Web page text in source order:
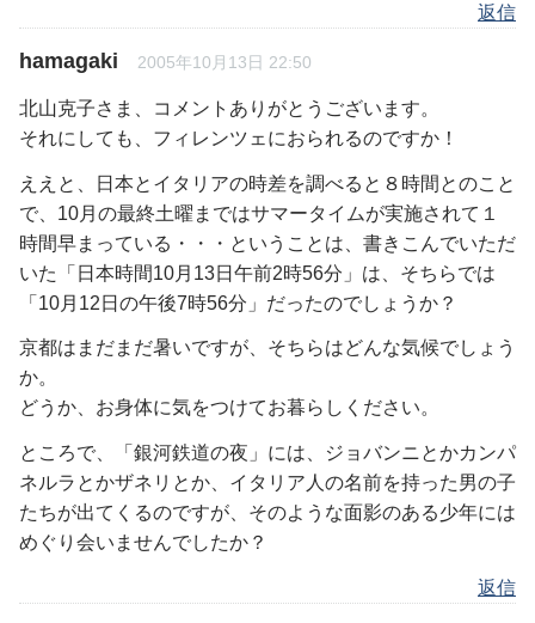
返信
hamagaki 2005年10月13日 22:50
北山克子さま、コメントありがとうございます。
それにしても、フィレンツェにおられるのですか！
ええと、日本とイタリアの時差を調べると８時間とのこと
で、10月の最終土曜まではサマータイムが実施されて１
時間早まっている・・・ということは、書きこんでいただ
いた「日本時間10月13日午前2時56分」は、そちらでは
「10月12日の午後7時56分」だったのでしょうか？
京都はまだまだ暑いですが、そちらはどんな気候でしょう
か。
どうか、お身体に気をつけてお暮らしください。
ところで、「銀河鉄道の夜」には、ジョバンニとかカンパ
ネルラとかザネリとか、イタリア人の名前を持った男の子
たちが出てくるのですが、そのような面影のある少年には
めぐり会いませんでしたか？
返信